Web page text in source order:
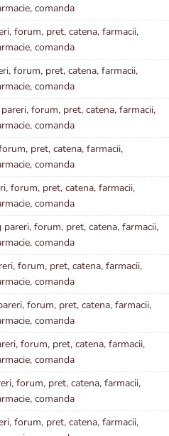
comanda
forum, pret, catena, farmacii,
comanda
forum, pret, catena, farmacii,
comanda
forum, pret, catena, farmacii,
comanda
pret, catena, farmacii,
comanda
forum, pret, catena, farmacii,
comanda
pareri, forum, pret, catena, farmacii,
comanda
forum, pret, catena, farmacii,
comanda
forum, pret, catena, farmacii,
comanda
forum, pret, catena, farmacii,
comanda
forum, pret, catena, farmacii,
comanda
forum, pret, catena, farmacii,